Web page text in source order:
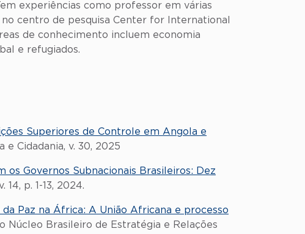
experiências como professor em várias
centro de pesquisa Center for International
de conhecimento incluem economia
e refugiados.
Superiores de Controle em Angola e
e Cidadania, v. 30, 2025
os Governos Subnacionais Brasileiros: Dez
p. 1-13, 2024.
Paz na África: A União Africana e processo
Núcleo Brasileiro de Estratégia e Relações